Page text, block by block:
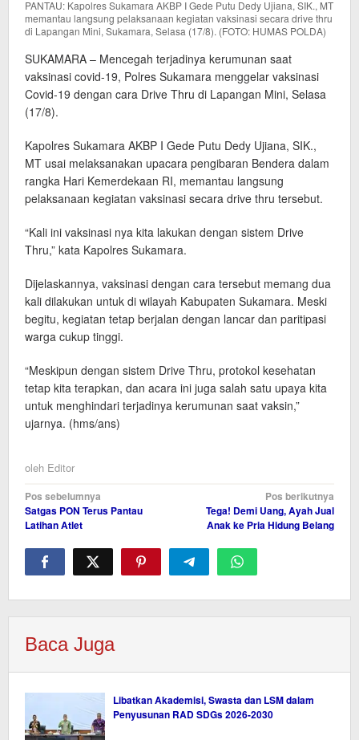
PANTAU: Kapolres Sukamara AKBP I Gede Putu Dedy Ujiana, SIK., MT
memantau langsung pelaksanaan kegiatan vaksinasi secara drive thru
di Lapangan Mini, Sukamara, Selasa (17/8). (FOTO: HUMAS POLDA)
SUKAMARA – Mencegah terjadinya kerumunan saat
vaksinasi covid-19, Polres Sukamara menggelar vaksinasi
Covid-19 dengan cara Drive Thru di Lapangan Mini, Selasa
(17/8).
Kapolres Sukamara AKBP I Gede Putu Dedy Ujiana, SIK.,
MT usai melaksanakan upacara pengibaran Bendera dalam
rangka Hari Kemerdekaan RI, memantau langsung
pelaksanaan kegiatan vaksinasi secara drive thru tersebut.
“Kali ini vaksinasi nya kita lakukan dengan sistem Drive
Thru,” kata Kapolres Sukamara.
Dijelaskannya, vaksinasi dengan cara tersebut memang dua
kali dilakukan untuk di wilayah Kabupaten Sukamara. Meski
begitu, kegiatan tetap berjalan dengan lancar dan paritipasi
warga cukup tinggi.
“Meskipun dengan sistem Drive Thru, protokol kesehatan
tetap kita terapkan, dan acara ini juga salah satu upaya kita
untuk menghindari terjadinya kerumunan saat vaksin,”
ujarnya. (hms/ans)
oleh Editor
Navigasi
pos
Pos sebelumnya
Satgas PON Terus Pantau
Latihan Atlet
Pos berikutnya
Tega! Demi Uang, Ayah Jual
Anak ke Pria Hidung Belang
Baca Juga
Libatkan Akademisi, Swasta dan LSM dalam
Penyusunan RAD SDGs 2026-2030